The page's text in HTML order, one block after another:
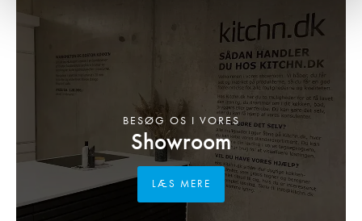
Showroom
BESØG OS I VORES
LÆS MERE